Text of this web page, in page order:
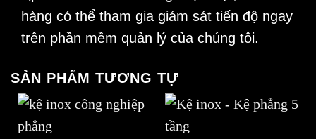
hàng có thể tham gia giám sát tiến độ ngay
trên phần mềm quản lý của chúng tôi.
SẢN PHẨM TƯƠNG TỰ